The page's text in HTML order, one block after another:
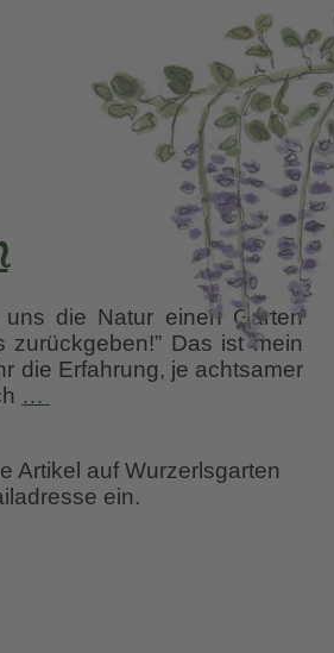
uns die Natur einen Garten
Das ist mein
die Erfahrung, je achtsamer
…
Garten
Artikel auf Wurzerlsgarten
ein.